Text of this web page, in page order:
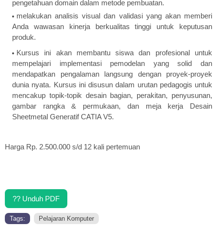
pengetahuan domain dalam metode pembuatan.
melakukan analisis visual dan validasi yang akan memberi
Anda wawasan kinerja berkualitas tinggi untuk keputusan
produk.
Kursus ini akan membantu siswa dan profesional untuk
mempelajari implementasi pemodelan yang solid dan
mendapatkan pengalaman langsung dengan proyek-proyek
dunia nyata. Kursus ini disusun dalam urutan pedagogis untuk
mencakup topik-topik desain bagian, perakitan, penyusunan,
gambar rangka & permukaan, dan meja kerja Desain
Sheetmetal Generatif CATIA V5.
Harga Rp. 2.500.000 s/d 12 kali pertemuan
?? Unduh PDF
Tags: Pelajaran Komputer